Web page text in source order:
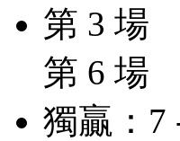
第 3 場
第 6 場
獨贏：7